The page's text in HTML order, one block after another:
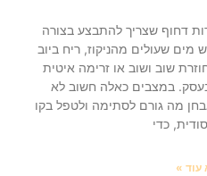
דחוף שצריך להתבצע בצורה
מים שעולים מהניקוז, ריח ביוב
שוב ושוב או זרימה איטית
במצבים כאלה חשוב לא
מה גורם לסתימה ולטפל בקו
כדי
עוד »